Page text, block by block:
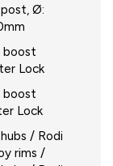
Ø:
boost
Lock
boost
Lock
/ Rodi
rims /